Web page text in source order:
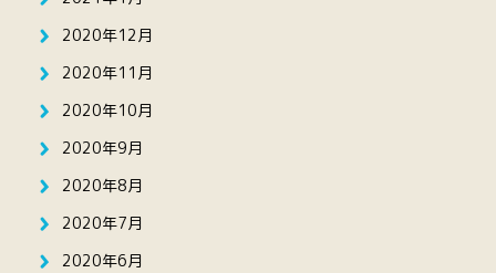
2020年12月
2020年11月
2020年10月
2020年9月
2020年8月
2020年7月
2020年6月